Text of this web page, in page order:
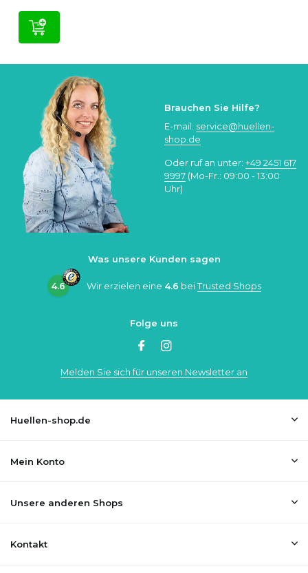
Brauchen Sie Hilfe?
E-mail: service@huellen-
shop.de
Oder ruf an unter: +49 2451 617
9997 (Mo-Fr.: 09:00 - 13:00
Uhr)
Was unsere Kunden sagen
4.6 Wir erzielen eine 4.6 beiTrusted Shops
Folge uns
Melden Sie sich für unseren Newsletter an
Huellen-shop.de
Mein Konto
Unsere anderen Shops
Kontakt